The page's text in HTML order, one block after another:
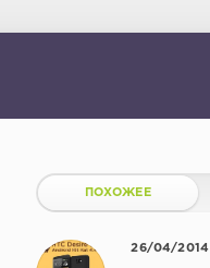
ПОХОЖЕЕ
26/04/2014